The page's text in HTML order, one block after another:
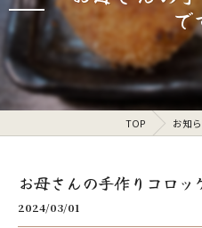
で
TOP お知
お母さんの手作りコロッ
2024/03/01